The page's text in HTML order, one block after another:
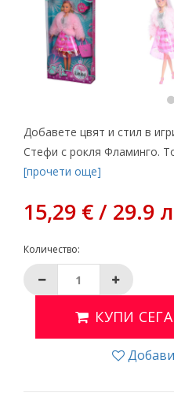
Добавете цвят и стил в
Стефи с рокля Фламинго.
[прочети още]
15,29 € / 29.9
Количество:
КУПИ СЕГА